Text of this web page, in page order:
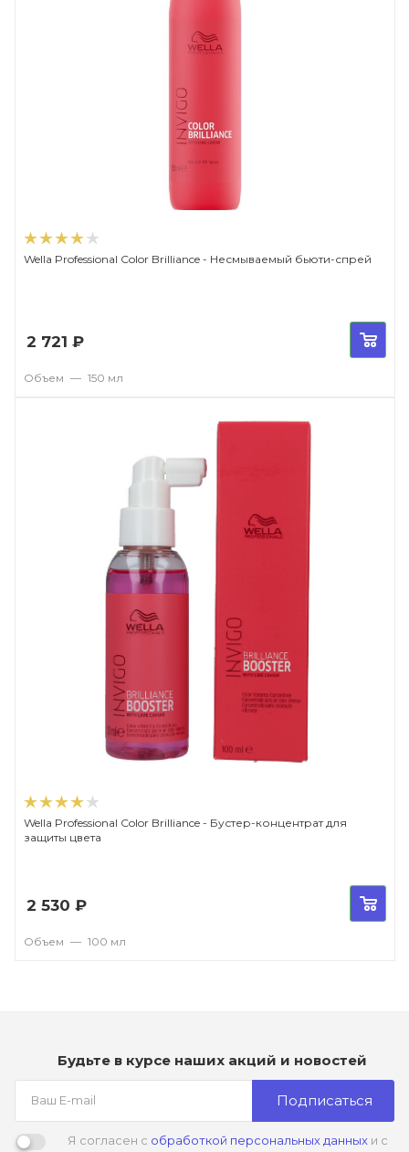
Wella Professional Color Brilliance - Несмываемый бьюти-спрей
2 721 ₽
Объем — 150 мл
Wella Professional Color Brilliance - Бустер-концентрат для
защиты цвета
2 530 ₽
Объем — 100 мл
Будьте в курсе наших акций и новостей
Подписаться
Я согласен с обработкой персональных данныхи с